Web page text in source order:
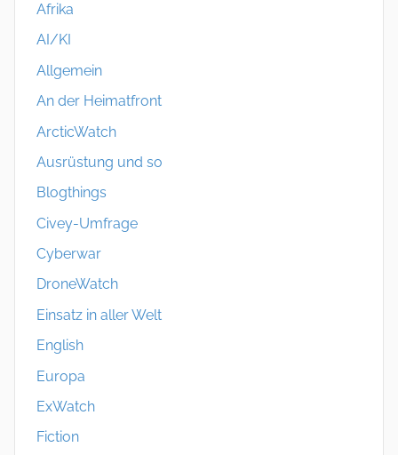
Afrika
AI/KI
Allgemein
An der Heimatfront
ArcticWatch
Ausrüstung und so
Blogthings
Civey-Umfrage
Cyberwar
DroneWatch
Einsatz in aller Welt
English
Europa
ExWatch
Fiction